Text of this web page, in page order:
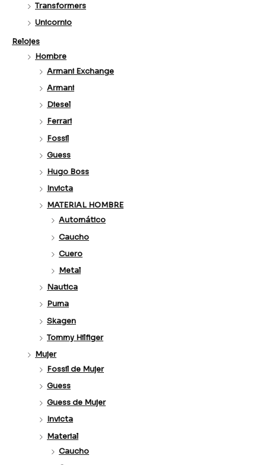
Transformers
Unicornio
Relojes
Hombre
Armani Exchange
Armani
Diesel
Ferrari
Fossil
Guess
Hugo Boss
Invicta
MATERIAL HOMBRE
Automático
Caucho
Cuero
Metal
Nautica
Puma
Skagen
Tommy Hilfiger
Mujer
Fossil de Mujer
Guess
Guess de Mujer
Invicta
Material
Caucho